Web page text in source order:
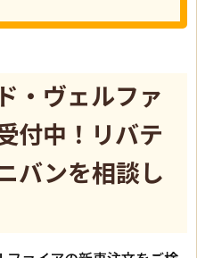
・ヴェルファ
付中！リバテ
バンを相談し